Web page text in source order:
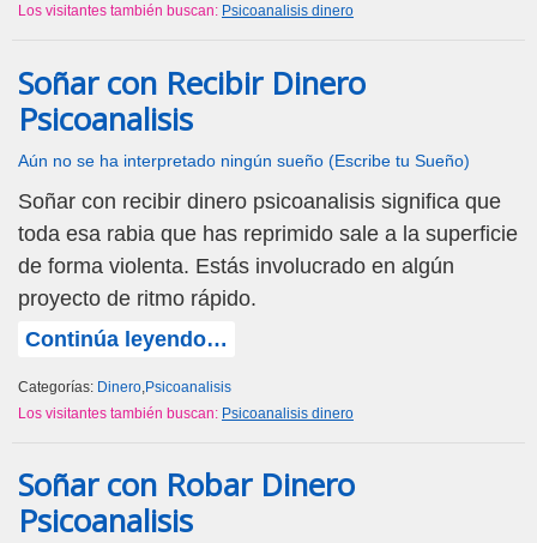
Los visitantes también buscan: Psicoanalisis dinero
Soñar con Recibir Dinero
Psicoanalisis
Aún no se ha interpretado ningún sueño (Escribe tu Sueño)
Soñar con recibir dinero psicoanalisis significa que
toda esa rabia que has reprimido sale a la superficie
de forma violenta. Estás involucrado en algún
proyecto de ritmo rápido.
Continúa leyendo…
Categorías: Dinero,Psicoanalisis
Los visitantes también buscan: Psicoanalisis dinero
Soñar con Robar Dinero
Psicoanalisis